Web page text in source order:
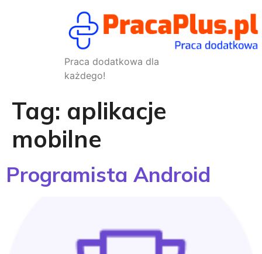
Praca dodatkowa dla
każdego!
Tag: aplikacje
mobilne
Programista Android